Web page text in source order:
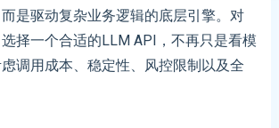
是驱动复杂业务逻辑的底层引擎。对
择一个合适的LLM API，不再只是看模
调用成本、稳定性、风控限制以及全